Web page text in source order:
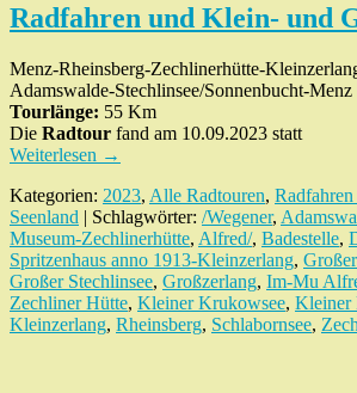
Radfahren und Klein- und
Menz-Rheinsberg-Zechlinerhütte-
Adamswalde-Stechlinsee/Sonnenbucht-Menz
Tourlänge: 55 Km
Die Radtour fand am 10.09.2023 statt
Weiterlesen →
Kategorien: 2023, Alle Radtouren,
Seenland | Schlagwörter: /Wegener,
Museum-Zechlinerhütte, Alfred/, Badestelle,
Spritzenhaus anno 1913-Kleinzerlang,
Großer Stechlinsee, Großzerlang, Im-Mu
Zechliner Hütte, Kleiner Krukowsee, Kleiner
Kleinzerlang, Rheinsberg, Schlabornsee,